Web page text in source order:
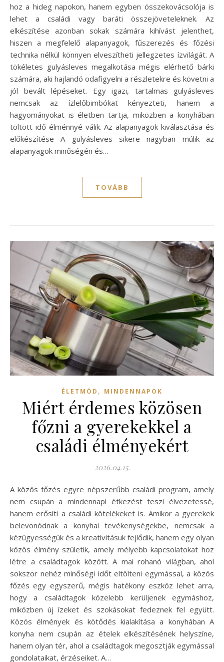
hoz a hideg napokon, hanem egyben összekovácsolója is
lehet a családi vagy baráti összejöveteleknek. Az
elkészítése azonban sokak számára kihívást jelenthet,
hiszen a megfelelő alapanyagok, fűszerezés és főzési
technika nélkül könnyen elveszítheti jellegzetes ízvilágát. A
tökéletes gulyásleves megalkotása mégis elérhető bárki
számára, aki hajlandó odafigyelni a részletekre és követni a
jól bevált lépéseket. Egy igazi, tartalmas gulyásleves
nemcsak az ízlelőbimbókat kényezteti, hanem a
hagyományokat is életben tartja, miközben a konyhában
töltött idő élménnyé válik. Az alapanyagok kiválasztása és
előkészítése A gulyásleves sikere nagyban múlik az
alapanyagok minőségén és…
TOVÁBB
ÉLETMÓD , MINDENNAPOK
Miért érdemes közösen
főzni a gyerekekkel a
családi élményekért
2026.04.15.
A közös főzés egyre népszerűbb családi program, amely
nem csupán a mindennapi étkezést teszi élvezetessé,
hanem erősíti a családi kötelékeket is. Amikor a gyerekek
belevonódnak a konyhai tevékenységekbe, nemcsak a
kézügyességük és a kreativitásuk fejlődik, hanem egy olyan
közös élmény születik, amely mélyebb kapcsolatokat hoz
létre a családtagok között. A mai rohanó világban, ahol
sokszor nehéz minőségi időt eltölteni egymással, a közös
főzés egy egyszerű, mégis hatékony eszköz lehet arra,
hogy a családtagok közelebb kerüljenek egymáshoz,
miközben új ízeket és szokásokat fedeznek fel együtt.
Közös élmények és kötődés kialakítása a konyhában A
konyha nem csupán az ételek elkészítésének helyszíne,
hanem olyan tér, ahol a családtagok megosztják egymással
gondolataikat, érzéseiket. A…